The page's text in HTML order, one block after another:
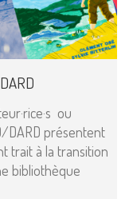
ou
DARD présentent
trait à la transition
bibliothèque